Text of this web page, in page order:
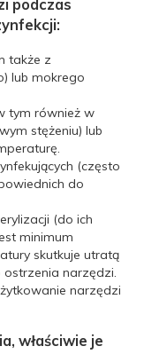
podczas
także z
lub mokrego
tym również w
stężeniu) lub
(często
do
(do ich
minimum
skutkuje utratą
narzędzi.
narzędzi
właściwie je